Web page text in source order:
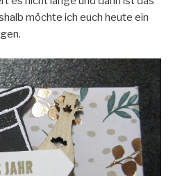
möchte ich euch heute ein